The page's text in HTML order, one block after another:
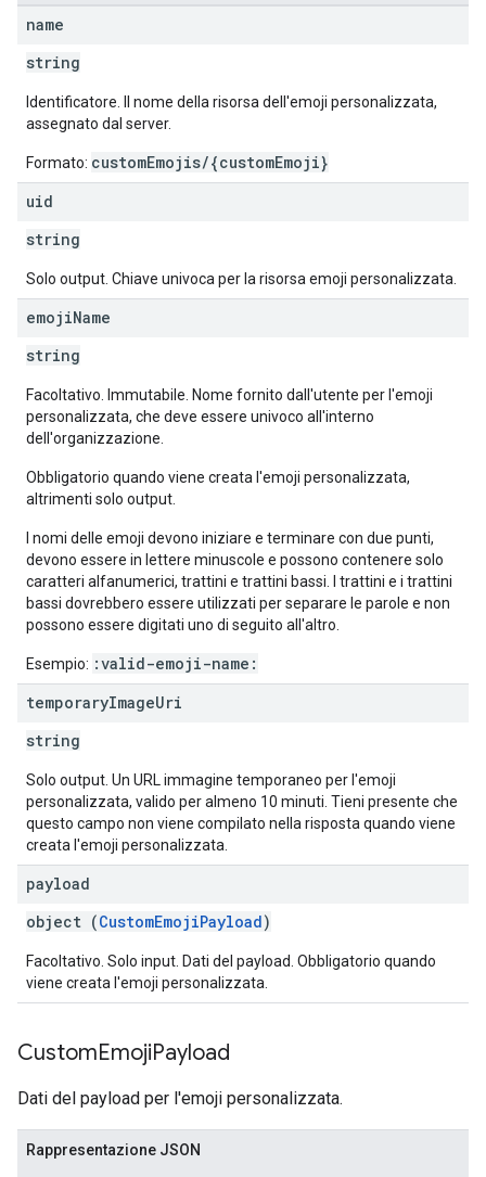
name
string
Identificatore. Il nome della risorsa dell'emoji personalizzata,
assegnato dal server.
Formato: customEmojis/{customEmoji}
uid
string
Solo output. Chiave univoca per la risorsa emoji personalizzata.
emojiName
string
Facoltativo. Immutabile. Nome fornito dall'utente per l'emoji
personalizzata, che deve essere univoco all'interno
dell'organizzazione.
Obbligatorio quando viene creata l'emoji personalizzata,
altrimenti solo output.
I nomi delle emoji devono iniziare e terminare con due punti,
devono essere in lettere minuscole e possono contenere solo
caratteri alfanumerici, trattini e trattini bassi. I trattini e i trattini
bassi dovrebbero essere utilizzati per separare le parole e non
possono essere digitati uno di seguito all'altro.
Esempio: :valid-emoji-name:
temporaryImageUri
string
Solo output. Un URL immagine temporaneo per l'emoji
personalizzata, valido per almeno 10 minuti. Tieni presente che
questo campo non viene compilato nella risposta quando viene
creata l'emoji personalizzata.
payload
object (CustomEmojiPayload)
Facoltativo. Solo input. Dati del payload. Obbligatorio quando
viene creata l'emoji personalizzata.
CustomEmojiPayload
Dati del payload per l'emoji personalizzata.
Rappresentazione JSON